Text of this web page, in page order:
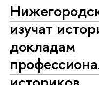
изучат
докладам